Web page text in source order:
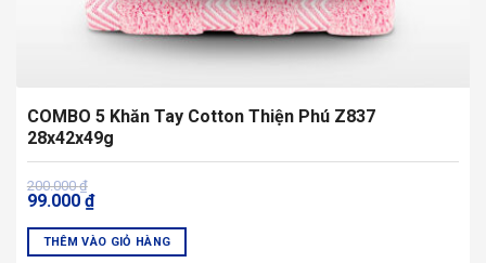
COMBO 5 Khăn Tay Cotton Thiện Phú Z837
28x42x49g
200.000₫
Giá
gốc
200.000 ₫.
99.000 ₫
Giá
hiện
99.000 ₫.
THÊM VÀO GIỎ HÀNG